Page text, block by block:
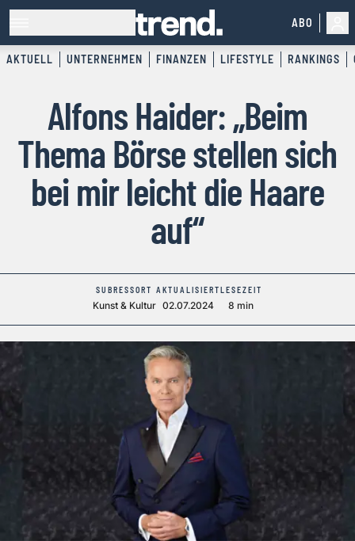
ABO
AKTUELL UNTERNEHMEN FINANZEN LIFESTYLE RANKINGS
Alfons Haider: „Beim
Thema Börse stellen sich
bei mir leicht die Haare
auf“
SUBRESSORT
Kunst & Kultur
AKTUALISIERT
02.07.2024
LESEZEIT
8 min